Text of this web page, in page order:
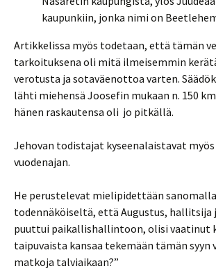
kaupunkiin, jonka nimi on
Artikkelissa myös todetaan, että tämän
tarkoituksena oli mitä ilmeisemmin
verotusta ja sotaväenottoa varten.
lähti miehensä Joosefin mukaan n. 150
hänen raskautensa oli jo pitkällä.
Jehovan todistajat kyseenalaistavat
vuodenajan.
He perustelevat mielipidettään
todennäköiseltä, että Augustus, hallitsija
puuttui paikallishallintoon, olisi vaatinut
taipuvaista kansaa tekemään tämän syyn
matkoja talviaikaan?”